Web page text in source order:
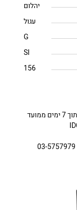
יהלום
עגול
G
SI
156
ניתן להחליף או להחזיר תכשיטים שניקנו באתר תוך 7 ימים ממועד